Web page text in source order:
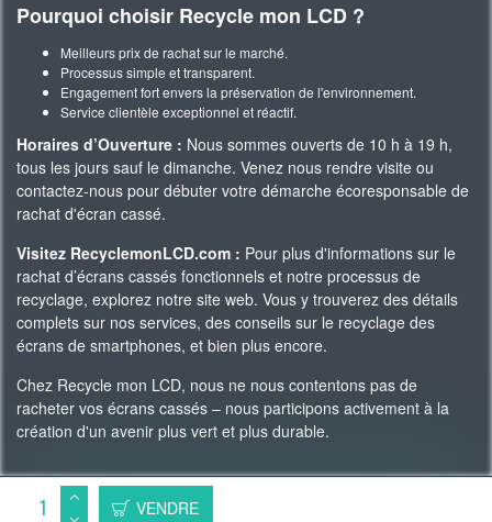
VENDRE
Pourquoi choisir Recycle mon LCD ?
Meilleurs prix de rachat sur le marché.
Processus simple et transparent.
Engagement fort envers la préservation de l'environnement.
Service clientèle exceptionnel et réactif.
Horaires d’Ouverture : Nous sommes ouverts de 10 h à 19 h,
tous les jours sauf le dimanche. Venez nous rendre visite ou
contactez-nous pour débuter votre démarche écoresponsable de
rachat d'écran cassé.
Visitez RecyclemonLCD.com : Pour plus d'informations sur le
rachat d’écrans cassés fonctionnels et notre processus de
recyclage, explorez notre site web. Vous y trouverez des détails
complets sur nos services, des conseils sur le recyclage des
écrans de smartphones, et bien plus encore.
Chez Recycle mon LCD, nous ne nous contentons pas de
racheter vos écrans cassés – nous participons activement à la
création d'un avenir plus vert et plus durable.
Copyright 2023 © Recycle Mon LCD -